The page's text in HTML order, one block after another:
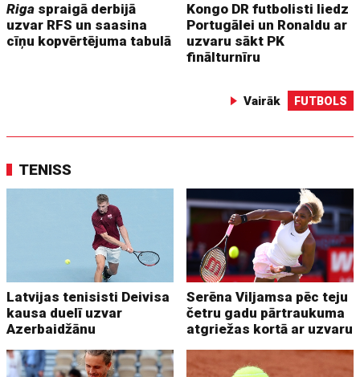
Riga spraigā derbijā
uzvar RFS un saasina
cīņu kopvērtējuma tabulā
Kongo DR futbolisti liedz
Portugālei un Ronaldu ar
uzvaru sākt PK
finālturnīru
Vairāk FUTBOLS
TENISS
Latvijas tenisisti Deivisa
kausa duelī uzvar
Azerbaidžānu
Serēna Viljamsa pēc teju
četru gadu pārtraukuma
atgriežas kortā ar uzvaru